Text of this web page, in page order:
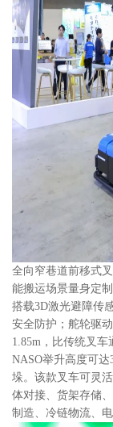
全向窄巷道前移式
能搬运场景量身定
搭载3D激光避障传
安全防护；舵轮驱
1.85m，比传统叉车
NASO举升高度可
垛。该款叉车可灵
体对接、货架存储
制造、冷链物流、